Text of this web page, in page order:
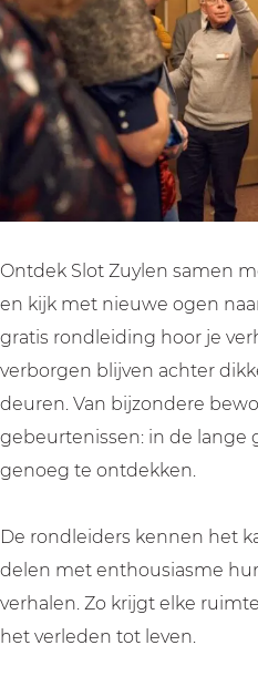
d
i
n
g
H
o
g
t
e
p
u
n
t
n
v
a
n
e
d
i
n
o
o
g
t
e
p
u
t
e
n
v
e
i
d
i
n
o
o
g
t
e
p
u
t
e
n
v
Ontdek Slot Zuylen samen
en kijk met nieuwe ogen
gratis rondleiding hoor je
verborgen blijven achter
deuren. Van bijzondere
gebeurtenissen: in de lange
genoeg te ontdekken.
De rondleiders kennen het
delen met enthousiasme
verhalen. Zo krijgt elke
het verleden tot leven.